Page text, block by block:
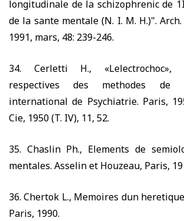
longitudinale de la schizophrenic de
de la sante mentale (N. I. M. H.)". Arch.
1991, mars, 48: 239-246.
34. Cerletti H.,
respectives des methodes de
international de Psychiatrie. Paris,
Cie, 1950(T. IV), 11, 52.
35. Chaslin Ph., Elements de
mentales. Asselin et Houzeau, Paris,
36.Chertok L., Memoires dun
Paris, 1990.